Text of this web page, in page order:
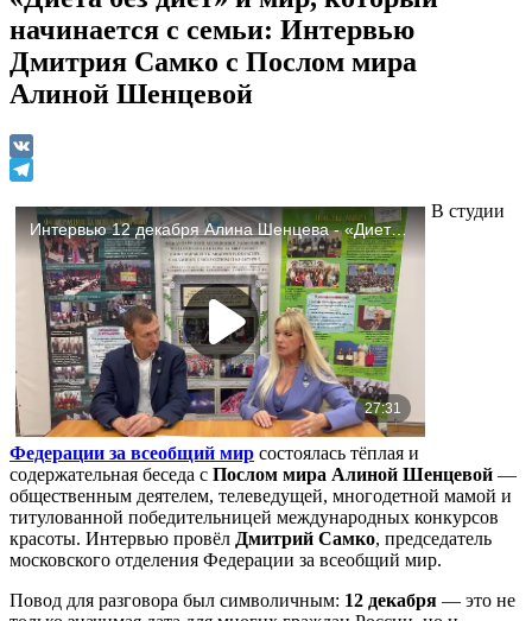
начинается с семьи: Интервью
Дмитрия Самко с Послом мира
Алиной Шенцевой
VK
В студии
Федерации за всеобщий мир состоялась тёплая и
содержательная беседа с Послом мира Алиной Шенцевой —
общественным деятелем, телеведущей, многодетной мамой и
титулованной победительницей международных конкурсов
красоты. Интервью провёл Дмитрий Самко, председатель
московского отделения Федерации за всеобщий мир.
Повод для разговора был символичным: 12 декабря — это не